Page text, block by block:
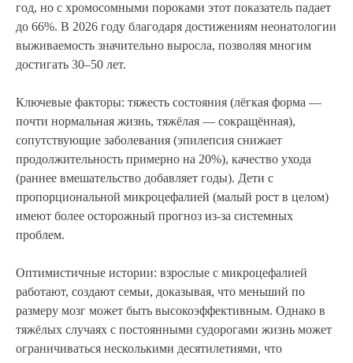
год, но с хромосомными пороками этот показатель падает
до 66%. В 2026 году благодаря достижениям неонатологии
выживаемость значительно выросла, позволяя многим
достигать 30–50 лет.
Ключевые факторы: тяжесть состояния (лёгкая форма —
почти нормальная жизнь, тяжёлая — сокращённая),
сопутствующие заболевания (эпилепсия снижает
продолжительность примерно на 20%), качество ухода
(раннее вмешательство добавляет годы). Дети с
пропорциональной микроцефалией (малый рост в целом)
имеют более осторожный прогноз из-за системных
проблем.
Оптимистичные истории: взрослые с микроцефалией
работают, создают семьи, доказывая, что меньший по
размеру мозг может быть высокоэффективным. Однако в
тяжёлых случаях с постоянными судорогами жизнь может
ограничиваться несколькими десятилетиями, что